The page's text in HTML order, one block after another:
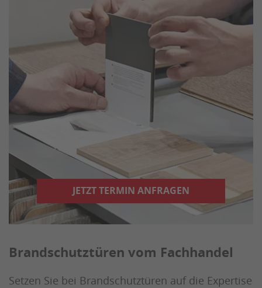
JETZT TERMIN ANFRAGEN
Brandschutztüren vom Fachhandel
Setzen Sie bei Brandschutztüren auf die Expertise